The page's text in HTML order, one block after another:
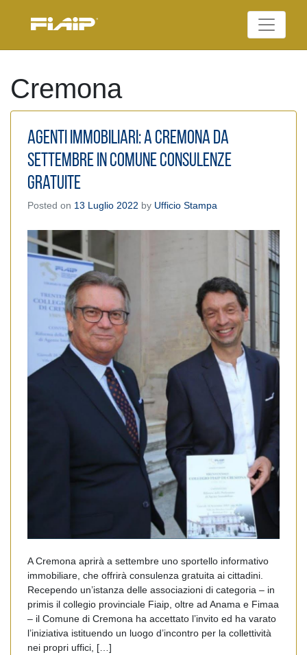
Federazione Italiana
Cremona
Agenti Immobiliari: A Cremona da
settembre in Comune consulenze
gratuite
Posted on 13 Luglio 2022 by Ufficio Stampa
A Cremona aprirà a settembre uno sportello informativo
immobiliare, che offrirà consulenza gratuita ai cittadini.
Recependo un’istanza delle associazioni di categoria – in
primis il collegio provinciale Fiaip, oltre ad Anama e Fimaa
– il Comune di Cremona ha accettato l’invito ed ha varato
l’iniziativa istituendo un luogo d’incontro per la collettività
nei propri uffici, […]